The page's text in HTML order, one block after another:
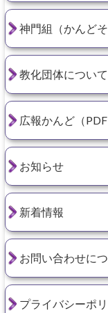
神門組（かんど
教化団体について
広報かんど（PDF
お知らせ
新着情報
お問い合わせに
プライバシーポ